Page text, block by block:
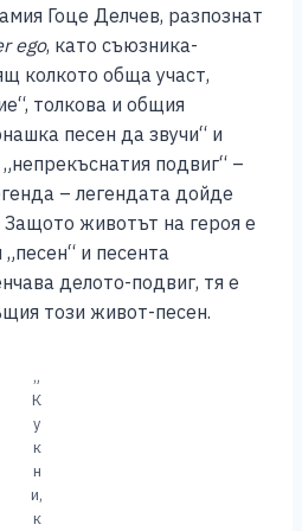
Гоце Делчев, разпознат
ego, като съюзника-
колкото обща участ,
толкова и общия
песен да звучи“ и
подвиг“ –
– легендата дойде
Защото животът на героя е
и песента
делото-подвиг, тя е
този живот-песен.
„
К
у
к
н
и,
к